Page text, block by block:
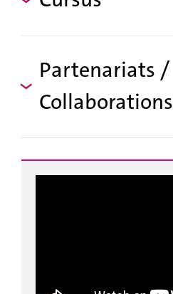
Partenariats /
Collaborations